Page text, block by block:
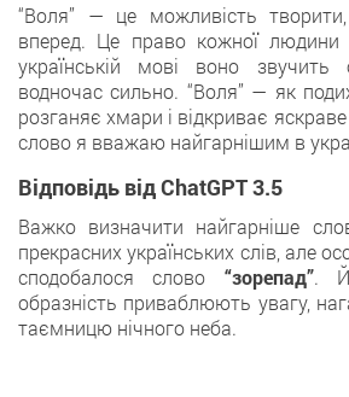
“Воля” — це можливість
вперед. Це право кожної людини
українській мові воно звучить
водночас сильно. “Воля” — як
розганяє хмари і відкриває
слово я вважаю найгарнішим в
Відповідь від ChatGPT 3.5
Важко визначити найгарніше
прекрасних українських слів, але
сподобалося слово “зорепад”.
образність приваблюють увагу,
таємницю нічного неба.